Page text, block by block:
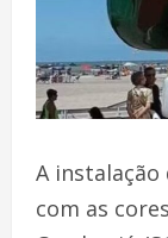
A instalação
com as